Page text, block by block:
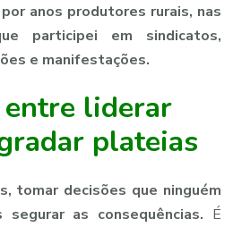
anos produtores rurais, nas
participei em sindicatos,
e manifestações.
liderar
plateias
tomar decisões que ninguém
as consequências. É